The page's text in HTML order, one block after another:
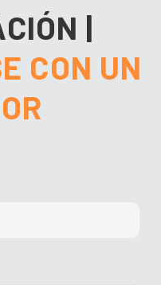
|
CON UN